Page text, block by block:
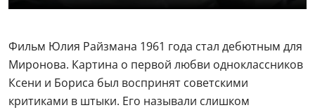
Фильм Юлия Райзмана 1961 года стал дебютным для
Миронова. Картина о первой любви одноклассников
Ксени и Бориса был воспринят советскими
критиками в штыки. Его называли слишком